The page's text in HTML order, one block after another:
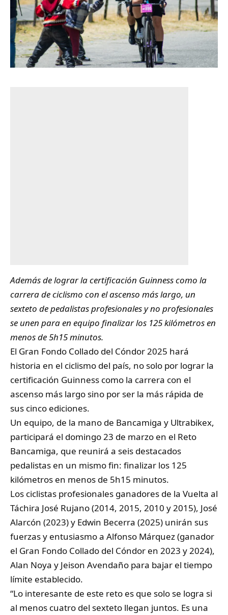
Además de lograr la certificación Guinness como la
carrera de ciclismo con el ascenso más largo, un
sexteto de pedalistas profesionales y no profesionales
se unen para en equipo finalizar los 125 kilómetros en
menos de 5h15 minutos.
El Gran Fondo Collado del Cóndor 2025 hará
historia en el ciclismo del país, no solo por lograr la
certificación Guinness como la carrera con el
ascenso más largo sino por ser la más rápida de
sus cinco ediciones.
Un equipo, de la mano de Bancamiga y Ultrabikex,
participará el domingo 23 de marzo en el Reto
Bancamiga, que reunirá a seis destacados
pedalistas en un mismo fin: finalizar los 125
kilómetros en menos de 5h15 minutos.
Los ciclistas profesionales ganadores de la Vuelta al
Táchira José Rujano (2014, 2015, 2010 y 2015), José
Alarcón (2023) y Edwin Becerra (2025) unirán sus
fuerzas y entusiasmo a Alfonso Márquez (ganador
el Gran Fondo Collado del Cóndor en 2023 y 2024),
Alan Noya y Jeison Avendaño para bajar el tiempo
límite establecido.
“Lo interesante de este reto es que solo se logra si
al menos cuatro del sexteto llegan juntos. Es una